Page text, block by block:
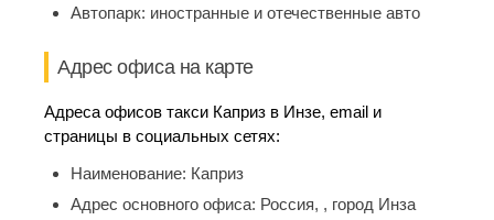
Автопарк: иностранные и отечественные авто
Адрес офиса на карте
Адреса офисов такси Каприз в Инзе, email и
страницы в социальных сетях:
Наименование: Каприз
Адрес основного офиса: Россия, , город Инза